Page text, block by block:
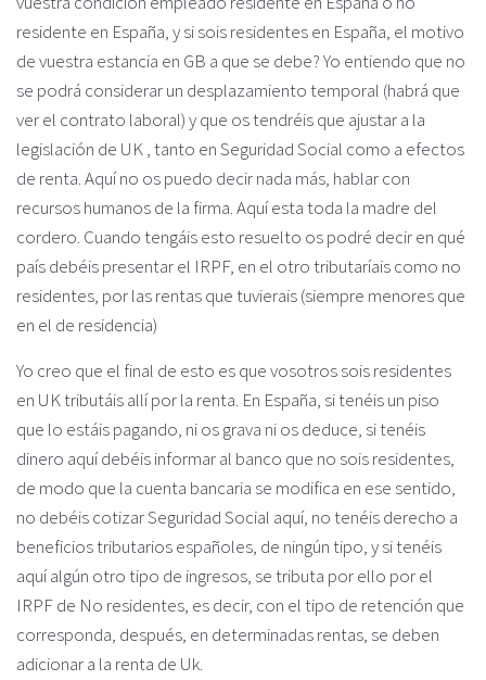
residente en España, y si sois residentes en España, el motivo
de vuestra estancia en GB a que se debe? Yo entiendo que no
se podrá considerar un desplazamiento temporal (habrá que
ver el contrato laboral) y que os tendréis que ajustar a la
legislación de UK , tanto en Seguridad Social como a efectos
de renta. Aquí no os puedo decir nada más, hablar con
recursos humanos de la firma. Aquí esta toda la madre del
cordero. Cuando tengáis esto resuelto os podré decir en qué
país debéis presentar el IRPF, en el otro tributaríais como no
residentes, por las rentas que tuvierais (siempre menores que
en el de residencia)
Yo creo que el final de esto es que vosotros sois residentes
en UK tributáis allí por la renta. En España, si tenéis un piso
que lo estáis pagando, ni os grava ni os deduce, si tenéis
dinero aquí debéis informar al banco que no sois residentes,
de modo que la cuenta bancaria se modifica en ese sentido,
no debéis cotizar Seguridad Social aquí, no tenéis derecho a
beneficios tributarios españoles, de ningún tipo, y si tenéis
aquí algún otro tipo de ingresos, se tributa por ello por el
IRPF de No residentes, es decir, con el tipo de retención que
corresponda, después, en determinadas rentas, se deben
adicionar a la renta de Uk.